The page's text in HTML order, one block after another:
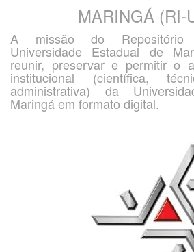
MARINGÁ (RI-
A missão do Repositório
Universidade Estadual de
reunir, preservar e permitir o
institucional (científica,
administrativa) da
Maringá em formato digital.